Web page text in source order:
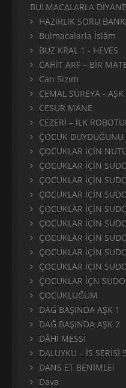
BULMACALARLA
HAZIRLIK SORU
Bulmacalarla İslâm
BUZ KRAL 1 - HEVES
CAHİT ARF – BİR
Can Sızım
CEMAL SÜREYA -
CESUR MANE
CEZERİ – İLK
ÇOCUK
ÇOCUKLAR İÇİN
ÇOCUKLAR İÇİN
ÇOCUKLAR İÇİN
ÇOCUKLAR İÇİN
ÇOCUKLAR İÇİN
ÇOCUKLAR İÇİN
ÇOCUKLAR İÇİN
ÇOCUKLAR İÇİN
ÇOCUKLAR İÇİN
ÇOCUKLAR İÇN
ÇOCUKLUĞUM
DAĞ BAŞINDA AŞK 1
DAĞ BAŞINDA AŞK 2
DÂHİ MESSİ
DALUYKU – İS SERİSİ 5
DANS ET BENİMLE!
Dava